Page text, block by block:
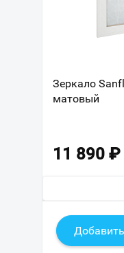
Зеркало
матовый
11 890 ₽